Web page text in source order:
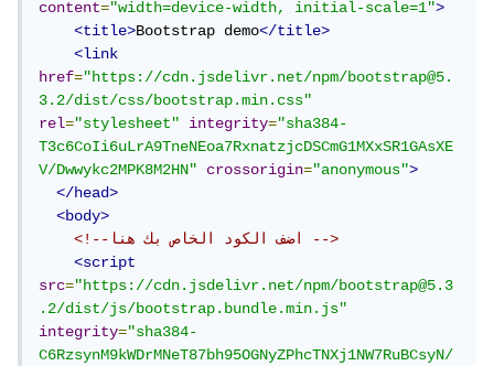
content="width=device-width, initial-scale=1">
<title>Bootstrap demo</title>
<link
href="https://cdn.jsdelivr.net/npm/bootstrap@5.
3.2/dist/css/bootstrap.min.css"
rel="stylesheet" integrity="sha384-
T3c6CoIi6uLrA9TneNEoa7RxnatzjcDSCmG1MXxSR1GAsXE
V/Dwwykc2MPK8M2HN"
crossorigin="anonymous">
</head>
<body>
<!--اضف الكود الخاص بك هنا -->
<script
src="https://cdn.jsdelivr.net/npm/bootstrap@5.3
.2/dist/js/bootstrap.bundle.min.js"
integrity="sha384-
C6RzsynM9kWDrMNeT87bh95OGNyZPhcTNXj1NW7RuBCsyN/